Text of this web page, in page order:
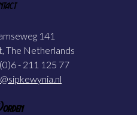
141
The Netherlands
- 211 125 77